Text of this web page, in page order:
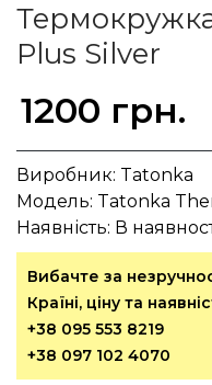
Plus Silver
1200 грн.
Виробник: Tatonka
Модель: Tatonka
Наявність: В
Вибачте за
Країні, ціну та
+38 095 553 8219
+38 097 102 4070